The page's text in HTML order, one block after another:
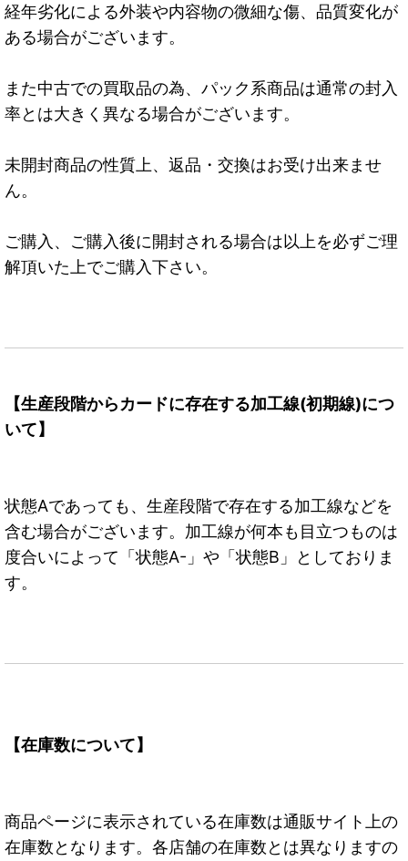
経年劣化による外装や内容物の微細な傷、品質変化が
ある場合がございます。
また中古での買取品の為、パック系商品は通常の封入
率とは大きく異なる場合がございます。
未開封商品の性質上、返品・交換はお受け出来ませ
ん。
ご購入、ご購入後に開封される場合は以上を必ずご理
解頂いた上でご購入下さい。
【生産段階からカードに存在する加工線(初期線)につ
いて】
状態Aであっても、生産段階で存在する加工線などを
含む場合がございます。加工線が何本も目立つものは
度合いによって「状態A-」や「状態B」としておりま
す。
【在庫数について】
商品ページに表示されている在庫数は通販サイト上の
在庫数となります。各店舗の在庫数とは異なりますの